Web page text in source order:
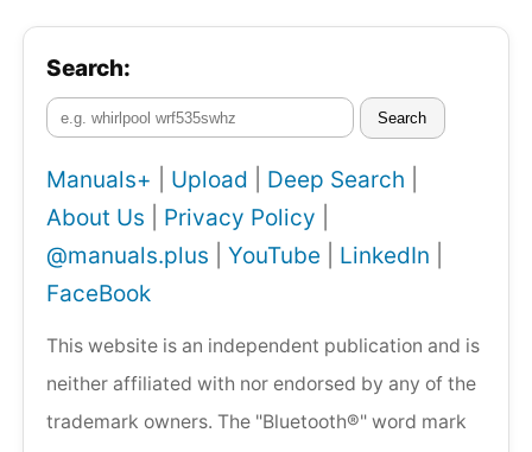
Search:
Search
Manuals+ Upload Deep Search
About Us
Privacy Policy
@manuals.plus
YouTube LinkedIn
FaceBook
This website is an independent publication and is
neither affiliated with nor endorsed by any of the
trademark owners. The "Bluetooth®" word mark